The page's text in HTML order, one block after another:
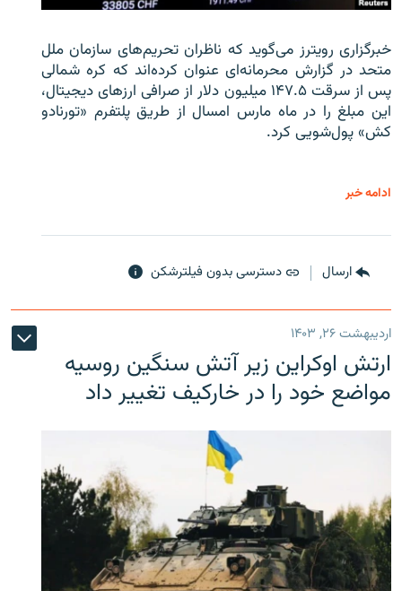
خبرگزاری رویترز می‌گوید که ناظران تحریم‌های سازمان ملل
متحد در گزارش محرمانه‌ای عنوان کرده‌اند که کره شمالی
پس از سرقت ۱۴۷.۵ میلیون دلار از صرافی ارزهای دیجیتال،
این مبلغ را در ماه مارس امسال از طریق پلتفرم «تورنادو
کش» پول‌شویی کرد.
ادامه خبر
ارسال دسترسی بدون فیلترشکن
اردیبهشت ۲۶, ۱۴۰۳
ارتش اوکراین زیر آتش سنگین روسیه
مواضع خود را در خارکیف تغییر داد